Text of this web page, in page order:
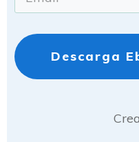
Descarga